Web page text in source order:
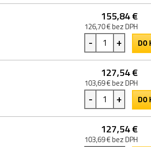
155,84 €
126,70 € bez DPH
- + DO
127,54 €
103,69 € bez DPH
- + DO
127,54 €
103,69 € bez DPH